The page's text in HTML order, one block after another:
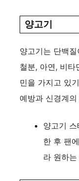
양고기
양고기는 단백
철분, 아연, 비타
민을 가지고 있
예방과 신경계
양고기
한 후 팬
라 원하